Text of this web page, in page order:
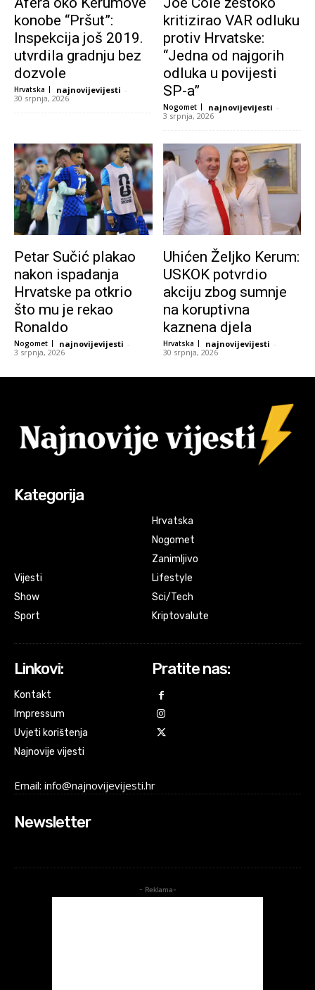
konobe “Pršut”:
Inspekcija još 2019.
utvrdila gradnju bez
dozvole
Hrvatska najnovijevijesti -
30 srpnja, 2026
kritizirao VAR odluku
protiv Hrvatske:
“Jedna od najgorih
odluka u povijesti
SP-a”
Nogomet najnovijevijesti -
3 srpnja, 2026
Petar Sučić plakao
nakon ispadanja
Hrvatske pa otkrio
što mu je rekao
Ronaldo
Nogomet najnovijevijesti -
3 srpnja, 2026
Uhićen Željko Kerum:
USKOK potvrdio
akciju zbog sumnje
na koruptivna
kaznena djela
Hrvatska najnovijevijesti -
30 srpnja, 2026
Kategorija
Vijesti
Show
Sport
Hrvatska
Nogomet
Zanimljivo
Lifestyle
Sci/Tech
Kriptovalute
Linkovi:
Kontakt
Impressum
Uvjeti korištenja
Najnovije vijesti
Pratite nas:
Email: info@najnovijevijesti.hr
Newsletter
- Reklama-